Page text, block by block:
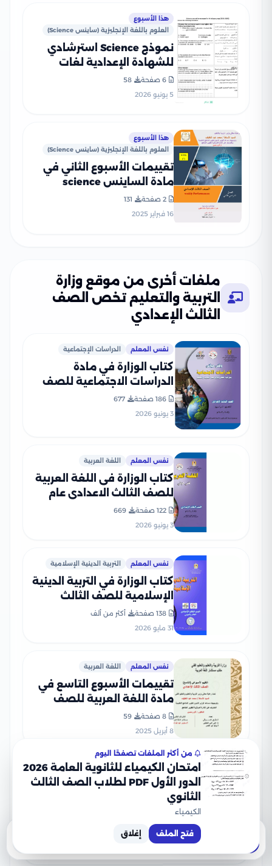
هذا الأسبوع
العلوم باللغة الإنجليزية (ساينس Science)
نموذج Science استرشادي
للشهادة الإعدادية لغات
محافظة الفيوم ترم ثاني
2026 PDF
6 صفحة
58
5 يونيو 2026
هذا الأسبوع
العلوم باللغة الإنجليزية (ساينس Science)
تقييمات الأسبوع الثاني في
مادة الساينس science
للصف الثالث الاعدادي الترم
الثاني 2025 بصيغة PDF
2 صفحة
131
16 فبراير 2025
ملفات أخرى من موقع وزارة
التربية والتعليم تخص الصف
الثالث الإعدادي
نفس المعلم الدراسات الإجتماعية
كتاب الوزارة في مادة
الدراسات الاجتماعية للصف
PDF
186 صفحة
677
3 يونيو 2026
نفس المعلم اللغة العربية
كتاب الوزارة فى اللغة العربية
للصف الثالث الاعدادى عام
2026 PDF
122 صفحة
669
3 يونيو 2026
نفس المعلم التربية الدينية الإسلامية
كتاب الوزارة في التربية الدينية
الإسلامية للصف الثالث
الإعدادي 2026 بصيغة PDF
138 صفحة
أكثر من ألف
31 مايو 2026
نفس المعلم اللغة العربية
تقييمات الأسبوع التاسع في
مادة اللغة العربية للصف
الثالث الإعدادي الترم الثاني
2025 بصيغة PDF
8 صفحة
59
8 أبريل 2025
نفس المعلم العلوم
تحميل كتاب الوزارة فى
العلوم للصف الثالث الاعدادى
4 مارس 2024 تحميل
من أكثر الملفات تصفحًا اليوم
امتحان الكيمياء للثانوية العامة 2026
الدور الأول PDF لطلاب الصف الثالث
الثانوي
الكيمياء
فتح الملف إغلاق